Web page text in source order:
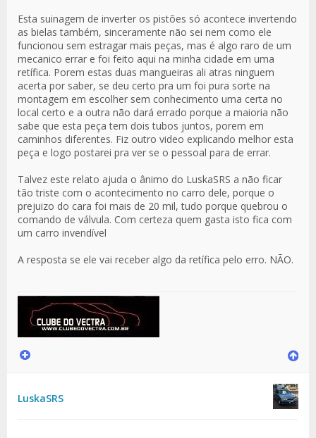
Esta suinagem de inverter os pistões só acontece invertendo
as bielas também, sinceramente não sei nem como ele
funcionou sem estragar mais peças, mas é algo raro de um
mecanico errar e foi feito aqui na minha cidade em uma
retífica. Porem estas duas mangueiras ali atras ninguem
acerta por saber, se deu certo pra um foi pura sorte na
montagem em escolher sem conhecimento uma certa no
local certo e a outra não dará errado porque a maioria não
sabe que esta peça tem dois tubos juntos, porem em
caminhos diferentes. Fiz outro video explicando melhor esta
peça e logo postarei pra ver se o pessoal para de errar.
Talvez este relato ajuda o ânimo do LuskaSRS a não ficar
tão triste com o acontecimento no carro dele, porque o
prejuizo do cara foi mais de 20 mil, tudo porque quebrou o
comando de válvula. Com certeza quem gasta isto fica com
um carro invendível
A resposta se ele vai receber algo da retífica pelo erro. NÃO.
LuskaSRS